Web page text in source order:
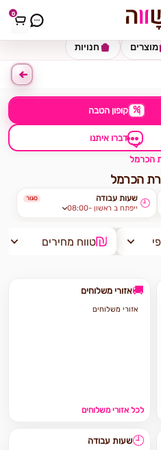
0
חנויות מוצרים
% קופון הטבה
דברו איתנו
הכרמל
הכרמל
שעות עבודה סגור
08:00- ייפתח ב ראשון 🕘
טווח מחירים
🚚אזורי משלוחים
אזורי משלוחים
לכל אזורי משלוחים
🕘שעות עבודה